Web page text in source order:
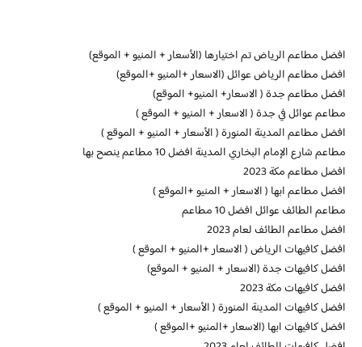
افضل مطاعم الرياض تم اختيارها (الأسعار + المنيو + الموقع)
افضل مطاعم الرياض عوائل (الاسعار +المنيو +الموقع)
افضل مطاعم جدة ( الاسعار+ المنيو+ الموقع)
مطاعم عوائل في جدة ( الاسعار + المنيو + الموقع )
افضل مطاعم المدينة المنورة ( الأسعار + المنيو + الموقع )
مطاعم شارع الإمام البخاري المدينة افضل 10 مطاعم ينصح بها
افضل مطاعم مكة 2023
افضل مطاعم ابها ( الاسعار + المنيو +الموقع )
مطاعم الطائف عوائل افضل 10 مطاعم
افضل مطاعم الطائف لعام 2023
افضل كافيهات الرياض ( الاسعار +المنيو + الموقع )
افضل كافيهات جدة (الاسعار + المنيو + الموقع)
افضل كافيهات مكة 2023
افضل كافيهات المدينة المنورة ( الأسعار + المنيو + الموقع )
افضل كافيهات ابها (الاسعار +المنيو +الموقع )